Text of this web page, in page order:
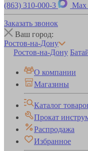
(863) 310-000-3 Max
Заказать звонок
Ваш город:
Ростов-на-Дону
Ростов-на-Дону
О компании
Магазины
Каталог
Прокат
Распродажа
Избранное